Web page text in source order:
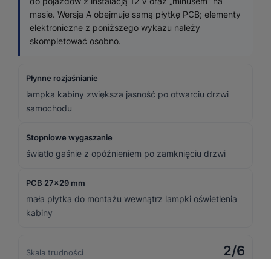
masie. Wersja A obejmuje samą płytkę PCB; elementy
elektroniczne z poniższego wykazu należy
skompletować osobno.
Płynne rozjaśnianie
lampka kabiny zwiększa jasność po otwarciu drzwi
samochodu
Stopniowe wygaszanie
światło gaśnie z opóźnieniem po zamknięciu drzwi
PCB 27×29 mm
mała płytka do montażu wewnątrz lampki oświetlenia
kabiny
Skala trudności 2/6